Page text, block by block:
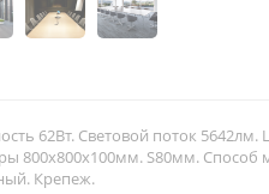
62Вт. Световой поток 5642лм.
800х800х100мм. S80мм.
Крепеж.